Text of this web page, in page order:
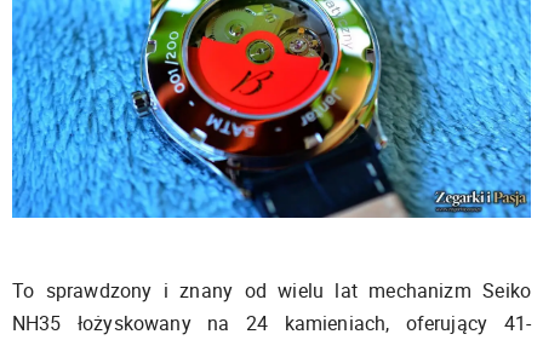
To sprawdzony i znany od wielu lat mechanizm Seiko
NH35 łożyskowany na 24 kamieniach, oferujący 41-